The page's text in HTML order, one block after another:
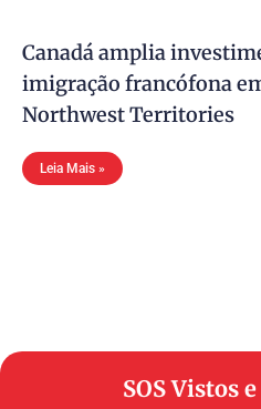
Canadá amplia
imigração francófona
Northwest Territories
Leia Mais »
SOS Vistos